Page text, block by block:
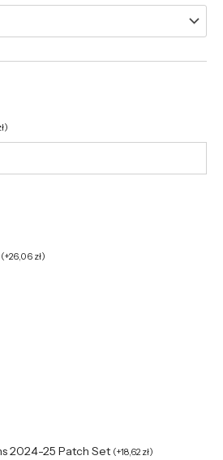
)
(+26,06 zł)
2024-25 Patch Set (+18,62 zł)